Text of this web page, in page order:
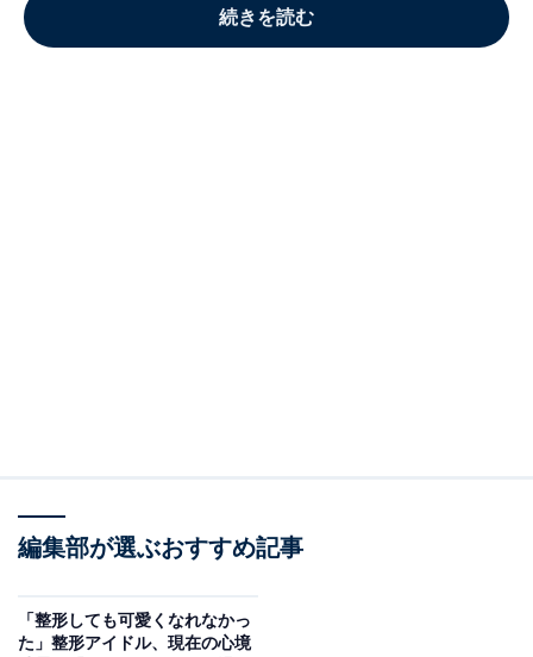
続きを読む
編集部が選ぶおすすめ記事
「整形しても可愛くなれなかっ
た」整形アイドル、現在の心境